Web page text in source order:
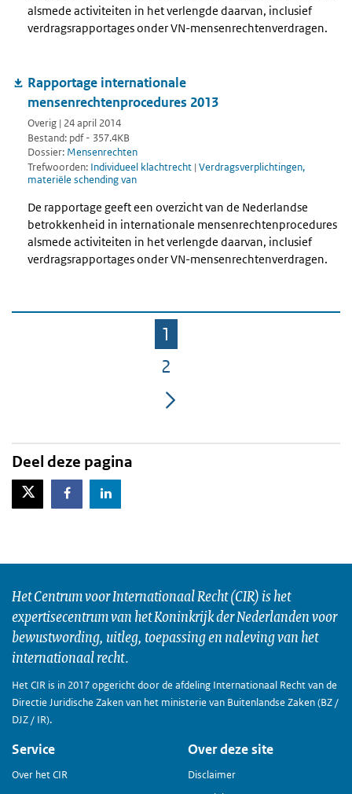
alsmede activiteiten in het verlengde daarvan, inclusief
verdragsrapportages onder VN-mensenrechtenverdragen.
Rapportage internationale
mensenrechtenprocedures 2013
Overig | 24 april 2014
Bestand: pdf - 357.4KB
Dossier: Mensenrechten
Trefwoorden: Individueel klachtrecht | Verdragsverplichtingen,
materiële schending van
De rapportage geeft een overzicht van de Nederlandse
betrokkenheid in internationale mensenrechtenprocedures
alsmede activiteiten in het verlengde daarvan, inclusief
verdragsrapportages onder VN-mensenrechtenverdragen.
Pagina
1
Pagina
2
Deel deze pagina
X-TwitterFacebookLinkedIn
Het Centrum voor Internationaal Recht (CIR) is het
expertisecentrum van het Koninkrijk der Nederlanden voor
bewustwording, uitleg, toepassing en naleving van het
internationaal recht.
Het CIR is in 2017 opgericht door de afdeling Internationaal Recht van de
Directie Juridische Zaken van het ministerie van Buitenlandse Zaken (BZ /
DJZ / IR).
Service
Over het CIR
Over deze site
Disclaimer